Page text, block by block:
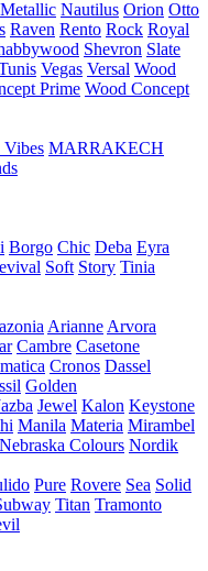
Metallic Nautilus Orion Otto
Raven Rento Rock Royal
Shevron Slate
Vegas Versal Wood
Prime Wood Concept
Vibes MARRAKECH
Borgo Chic Deba Eyra
Soft Story Tinia
Arianne Arvora
Cambre Casetone
Cronos Dassel
Golden
Jewel Kalon Keystone
Manila Materia Mirambel
Nebraska Colours Nordik
Pure Rovere Sea Solid
Titan Tramonto